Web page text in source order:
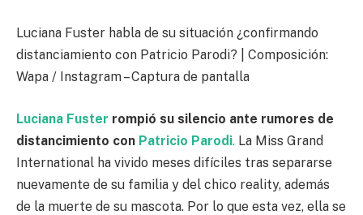
Luciana Fuster habla de su situación ¿confirmando
distanciamiento con Patricio Parodi? | Composición:
Wapa / Instagram – Captura de pantalla
Luciana Fuster rompió su silencio ante rumores de
distancimiento con Patricio Parodi. La Miss Grand
International ha vivido meses difíciles tras separarse
nuevamente de su familia y del chico reality, además
de la muerte de su mascota. Por lo que esta vez, ella se